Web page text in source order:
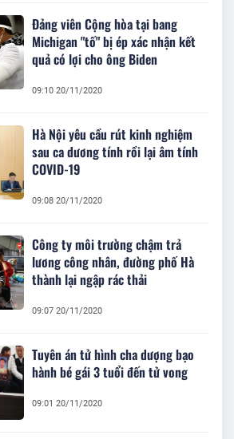
Đảng viên Cộng hòa tại bang
Michigan "tố" bị ép xác nhận kết
quả có lợi cho ông Biden
09:10 20/11/2020
Hà Nội yêu cầu rút kinh nghiệm
sau ca dương tính rồi lại âm tính
COVID-19
09:08 20/11/2020
Công ty môi trường chậm trả
lương công nhân, đường phố Hà
thành lại ngập rác thải
09:07 20/11/2020
Tuyên án tử hình cha dượng bạo
hành bé gái 3 tuổi đến tử vong
09:01 20/11/2020